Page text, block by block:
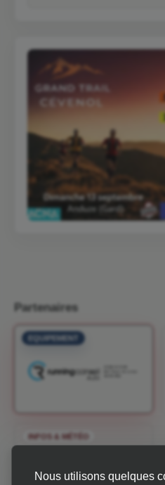
Nous utilisons quelques
Partenaires
INFOS & MÉTÉO